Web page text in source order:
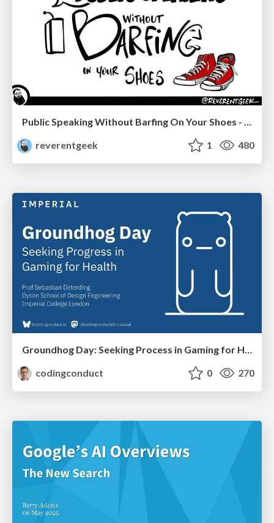
Public Speaking Without Barfing On Your Shoes - THAT 2023
reverentgeek
1 480
Groundhog Day: Seeking Process in Gaming for Health
codingconduct
0 270